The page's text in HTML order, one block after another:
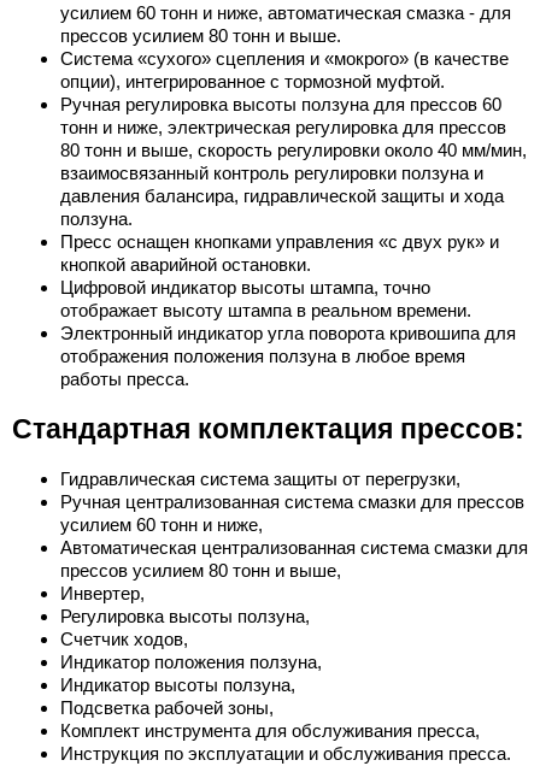
усилием 60 тонн и ниже, автоматическая смазка - для
прессов усилием 80 тонн и выше.
Система «сухого» сцепления и «мокрого» (в качестве
опции), интегрированное с тормозной муфтой.
Ручная регулировка высоты ползуна для прессов 60
тонн и ниже, электрическая регулировка для прессов
80 тонн и выше, скорость регулировки около 40 мм/мин,
взаимосвязанный контроль регулировки ползуна и
давления балансира, гидравлической защиты и хода
ползуна.
Пресс оснащен кнопками управления «с двух рук» и
кнопкой аварийной остановки.
Цифровой индикатор высоты штампа, точно
отображает высоту штампа в реальном времени.
Электронный индикатор угла поворота кривошипа для
отображения положения ползуна в любое время
работы пресса.
Стандартная комплектация прессов:
Гидравлическая система защиты от перегрузки,
Ручная централизованная система смазки для прессов
усилием 60 тонн и ниже,
Автоматическая централизованная система смазки для
прессов усилием 80 тонн и выше,
Инвертер,
Регулировка высоты ползуна,
Счетчик ходов,
Индикатор положения ползуна,
Индикатор высоты ползуна,
Подсветка рабочей зоны,
Комплект инструмента для обслуживания пресса,
Инструкция по эксплуатации и обслуживания пресса.